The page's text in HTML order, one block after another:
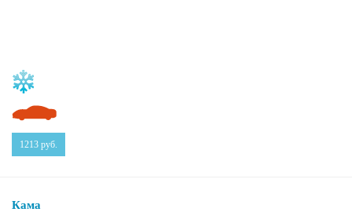
1213 руб.
Кама